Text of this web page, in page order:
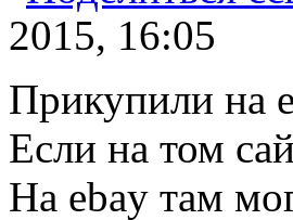
2015, 16:05
Прикупили на
Если на том
На ebay там